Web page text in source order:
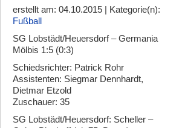
erstellt am: 04.10.2015 | Kategorie(n):
Fußball
SG Lobstädt/Heuersdorf – Germania
Mölbis 1:5 (0:3)
Schiedsrichter: Patrick Rohr
Assistenten: Siegmar Dennhardt,
Dietmar Etzold
Zuschauer: 35
SG Lobstädt/Heuersdorf: Scheller –